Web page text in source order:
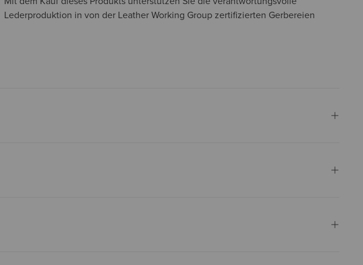
Lederproduktion in von der Leather Working Group zertifizierten Gerbereien